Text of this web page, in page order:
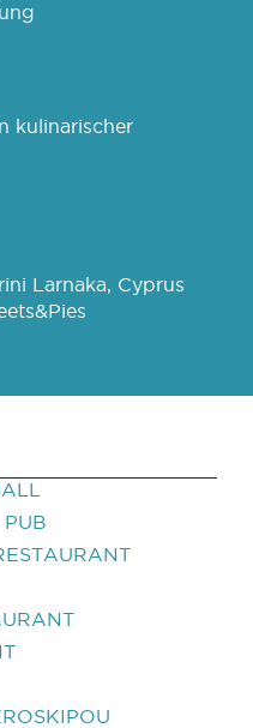
kulinarischer
Larnaka, Cyprus